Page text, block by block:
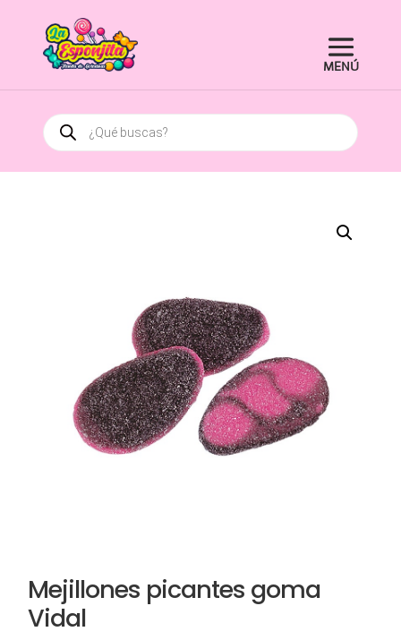
Búsqueda
de
productos
Mejillones picantes goma
Vidal